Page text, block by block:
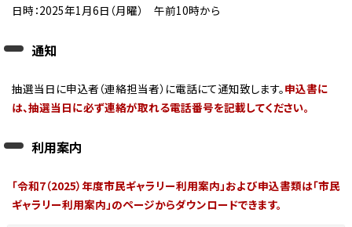
日時：2025年1月6日（月曜） 午前10時から
通知
抽選当日に申込者（連絡担当者）に電話にて通知致します。申込書に
は、抽選当日に必ず連絡が取れる電話番号を記載してください。
利用案内
「令和7（2025）年度市民ギャラリー利用案内」および申込書類は「市民
ギャラリー利用案内」のページからダウンロードできます。